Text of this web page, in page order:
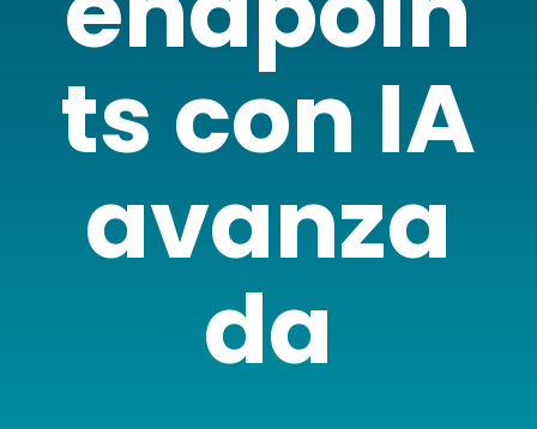
ts con IA
avanza
da